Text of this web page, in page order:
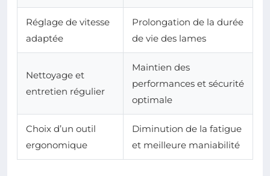
Réglage de vitesse
adaptée
Prolongation de la durée
de vie des lames
Nettoyage et
entretien régulier
Maintien des
performances et sécurité
optimale
Choix d’un outil
ergonomique
Diminution de la fatigue
et meilleure maniabilité